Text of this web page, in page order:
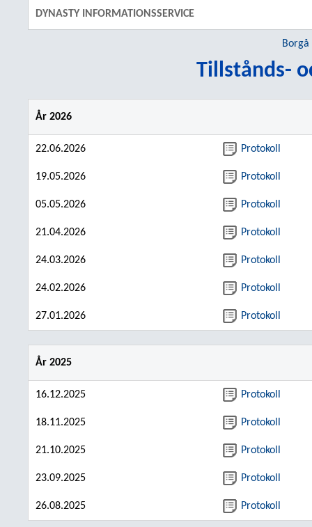
DYNASTY INFORMATIONSSERVICE
Borgå
Tillstånds-
År 2026
22.06.2026 Protokoll
19.05.2026 Protokoll
05.05.2026 Protokoll
21.04.2026 Protokoll
24.03.2026 Protokoll
24.02.2026 Protokoll
27.01.2026 Protokoll
År 2025
16.12.2025 Protokoll
18.11.2025 Protokoll
21.10.2025 Protokoll
23.09.2025 Protokoll
26.08.2025 Protokoll